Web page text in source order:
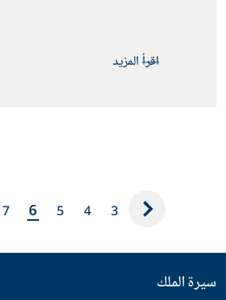
اقرأ المزيد
3
4
5
6
7
سيرة الملك